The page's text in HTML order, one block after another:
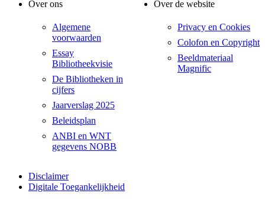
Over ons
Algemene
voorwaarden
Essay
Bibliotheekvisie
De Bibliotheken in
cijfers
Jaarverslag 2025
Beleidsplan
ANBI en WNT
gegevens NOBB
Over de website
Privacy en Cookies
Colofon en Copyright
Beeldmateriaal
Magnific
Disclaimer
Digitale Toegankelijkheid